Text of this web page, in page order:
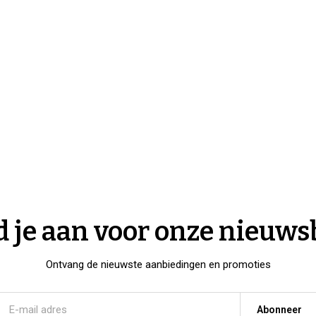
je aan voor onze
Ontvang de nieuwste aanbiedingen en promoties
Abonneer